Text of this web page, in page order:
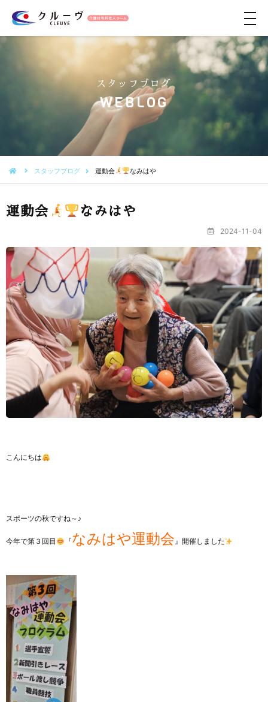
メ
ュ
ー
スタッフブログ
WEBLOG
スタッフブログ 運動会 なみはや
運動会 なみはや
2024-11-04
こんにちは
スポーツの秋ですね～♪
今年で第３回目 『なみはや運動会』開催しました